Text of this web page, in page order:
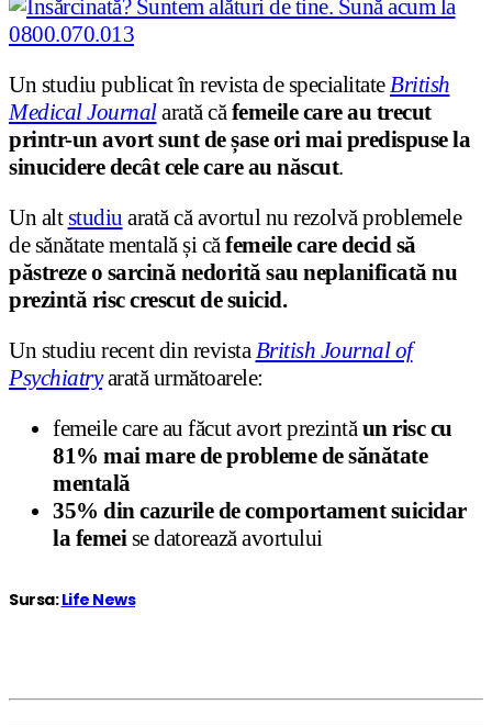
Un studiu publicat în revista de specialitateBritish
Medical Journalarată căfemeile care au trecut
printr-un avort sunt de șase ori mai predispuse la
sinucidere decât cele care au născut.
Un altstudiu arată că avortul nu rezolvă problemele
de sănătate mentală și căfemeile care decid să
păstreze o sarcină nedorită sau neplanificată nu
prezintă risc crescut de suicid.
Un studiu recent din revistaBritish Journal of
Psychiatryarată următoarele:
femeile care au făcut avort prezintăun risc cu
81% mai mare de probleme de sănătate
mentală
35% din cazurile de comportament suicidar
la femeise datorează avortului
Sursa:Life News